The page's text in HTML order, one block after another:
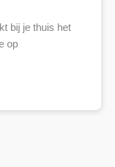
bij je thuis het
op